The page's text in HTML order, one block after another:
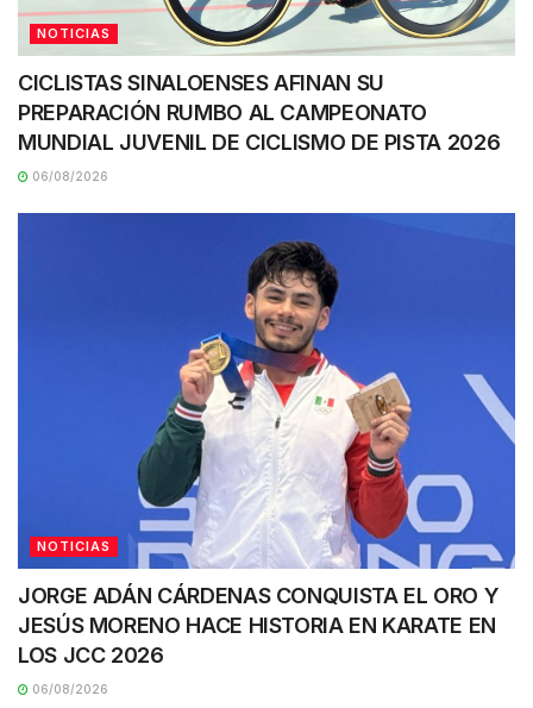
NOTICIAS
CICLISTAS SINALOENSES AFINAN SU
PREPARACIÓN RUMBO AL CAMPEONATO
MUNDIAL JUVENIL DE CICLISMO DE PISTA 2026
06/08/2026
NOTICIAS
JORGE ADÁN CÁRDENAS CONQUISTA EL ORO Y
JESÚS MORENO HACE HISTORIA EN KARATE EN
LOS JCC 2026
06/08/2026